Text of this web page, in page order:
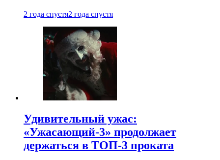
2 года спустя2 года спустя
Удивительный ужас:
«Ужасающий-3» продолжает
держаться в ТОП-3 проката